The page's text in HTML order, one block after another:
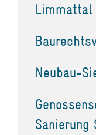
Limmattal
Neubau-